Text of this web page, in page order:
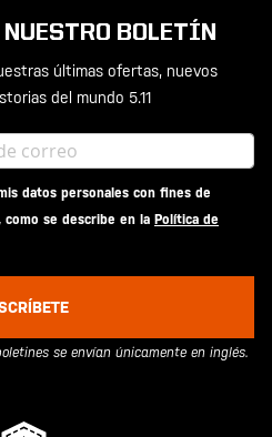
BOLETÍN
últimas ofertas, nuevos
del mundo 5.11
datos personales con fines de
se describe en la Política de
se envían únicamente en inglés.